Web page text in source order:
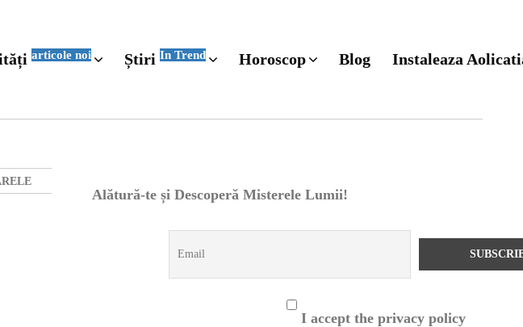
articole noi Știri In Trend Horoscop Blog Instaleaza
Alătură-te și Descoperă Misterele Lumii!
I accept the privacy policy